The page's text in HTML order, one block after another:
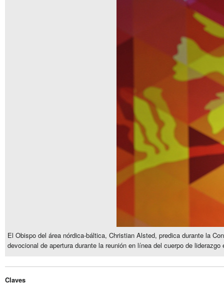
El Obispo del área nórdica-báltica, Christian Alsted, predica durante la
devocional de apertura durante la reunión en línea del cuerpo de
Claves